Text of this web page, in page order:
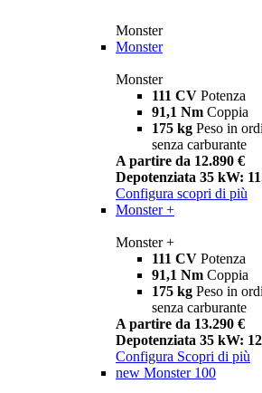
Monster
Monster
Monster
111 CV Potenza
91,1 Nm Coppia
175 kg Peso in
senza carburante
A partire da 12.890 €
Depotenziata 35 kW:
Configura scopri di più
Monster +
Monster +
111 CV Potenza
91,1 Nm Coppia
175 kg Peso in
senza carburante
A partire da 13.290 €
Depotenziata 35 kW:
Configura Scopri di più
new Monster 100